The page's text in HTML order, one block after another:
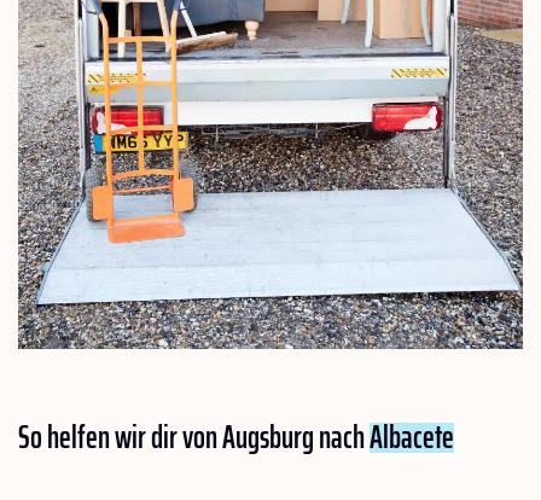
So helfen wir dir von Augsburg nachAlbacete